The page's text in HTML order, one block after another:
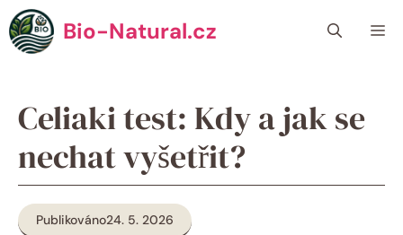
Přeskočit
na
obsah
Bio-Natural.cz
Celiaki test: Kdy a jak se
nechat vyšetřit?
Publikováno24. 5. 2026